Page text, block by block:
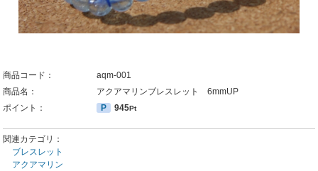
商品コード：
aqm-001
商品名：
アクアマリンブレスレット 6mmUP
ポイント：
P 945Pt
関連カテゴリ：
ブレスレット
アクアマリン